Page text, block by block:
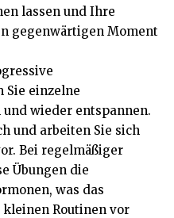
lassen und Ihre
gegenwärtigen Moment
Sie einzelne
wieder entspannen.
und arbeiten Sie sich
Bei regelmäßiger
Übungen die
was das
Routinen vor